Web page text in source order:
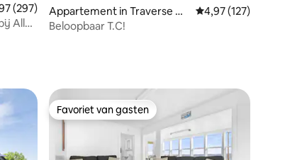
beoordeling van 4,97 uit 5, 297 recensies
(297)
Alles
Appartement in Traverse Cit
y
Gemiddelde
4,97 (127)
Beloopbaar T.C!
Favoriet van gasten
Favoriet van gasten